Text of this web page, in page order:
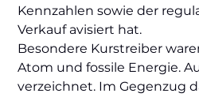
Kennzahlen sowie der
Verkauf avisiert hat.
Besondere Kurstreiber
Atom und fossile Energie.
verzeichnet. Im Gegenzug